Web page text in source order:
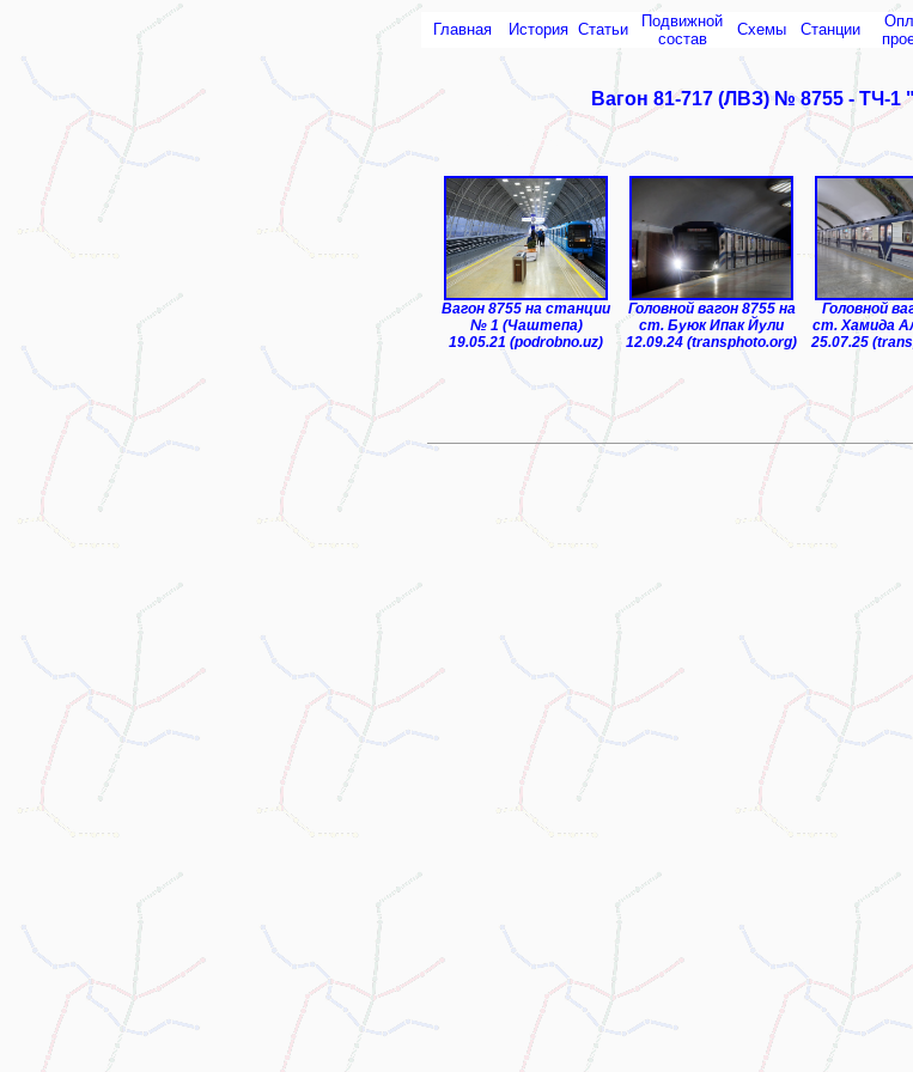
Главная История Статьи
Подвижной
состав
Схемы Cтанции
Вагон 81-717 (ЛВЗ) № 8755 - ТЧ-1
Вагон 8755 на станции
№ 1 (Чаштепа)
19.05.21 (podrobno.uz)
Головной вагон 8755 на
ст. Буюк Ипак Йули
12.09.24 (transphoto.org)
Головной
ст. Хамида
25.07.25